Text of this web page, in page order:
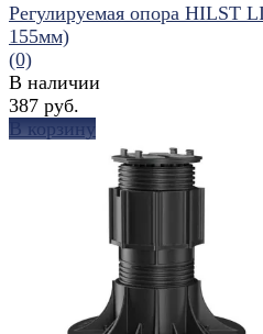
Регулируемая опора HILST
155мм)
(0)
В наличии
387 руб.
В корзину